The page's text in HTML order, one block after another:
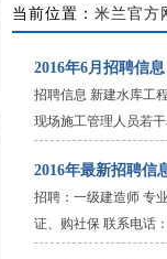
当前位置： 米兰官方
2016年6月招聘信息
招聘信息 新建水库工
现场施工管理人员若
2016年最新招聘信
招聘：一级建造师 专
证、购社保 联系电话